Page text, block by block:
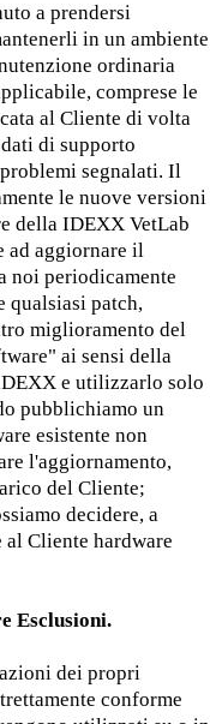
a prendersi
in un ambiente
ordinaria
comprese le
al Cliente di volta
di supporto
segnalati. Il
le nuove versioni
della IDEXX VetLab
ad aggiornare il
noi periodicamente
qualsiasi patch,
miglioramento del
ai sensi della
e utilizzarlo solo
pubblichiamo un
esistente non
l'aggiornamento,
del Cliente;
decidere, a
Cliente hardware
Esclusioni.
dei propri
conforme